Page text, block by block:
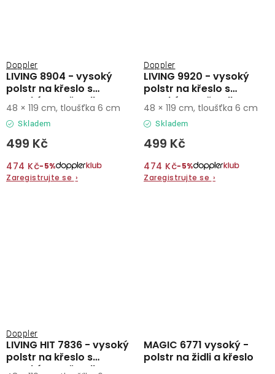
LIVING 8904 - vysoký
polstr na křeslo s
vysokým opěradlem
Doppler
Skladem
499 Kč
474 Kč−5%
Zaregistrujte se ›
48 × 119 cm, tloušťka 6 cm
LIVING 9920 - vysoký
polstr na křeslo s
vysokým opěradlem
Doppler
Skladem
499 Kč
474 Kč−5%
Zaregistrujte se ›
48 × 119 cm, tloušťka 6 cm
LIVING HIT 7836 - vysoký
polstr na křeslo s
vysokým opěradlem
Doppler
MAGIC 6771 vysoký -
polstr na židli a křeslo